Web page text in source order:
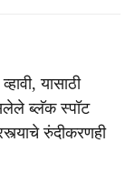
यासाठी
ब्लॅक स्पॉट
रुंदीकरणही